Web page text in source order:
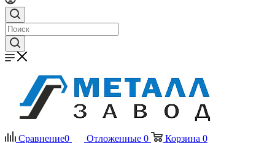
Сравнение0 Отложенные 0 Корзина 0